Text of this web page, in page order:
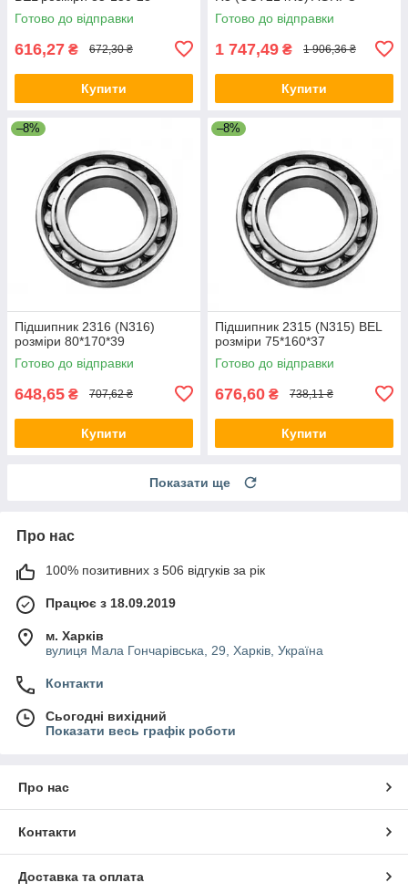
Готово до відправки
616,27 ₴ 672,30 ₴
Купити
Готово до відправки
1 747,49 ₴ 1 906,36 ₴
Купити
–8%
Підшипник 2316 (N316)
розміри 80*170*39
Готово до відправки
648,65 ₴ 707,62 ₴
Купити
–8%
Підшипник 2315 (N315) BEL
розміри 75*160*37
Готово до відправки
676,60 ₴ 738,11 ₴
Купити
Показати ще
Про нас
100% позитивних з 506 відгуків за рік
Працює з 18.09.2019
м. Харків
вулиця Мала Гончарівська, 29, Харків, Україна
Контакти
Сьогодні вихідний
Показати весь графік роботи
Про нас
Контакти
Доставка та оплата